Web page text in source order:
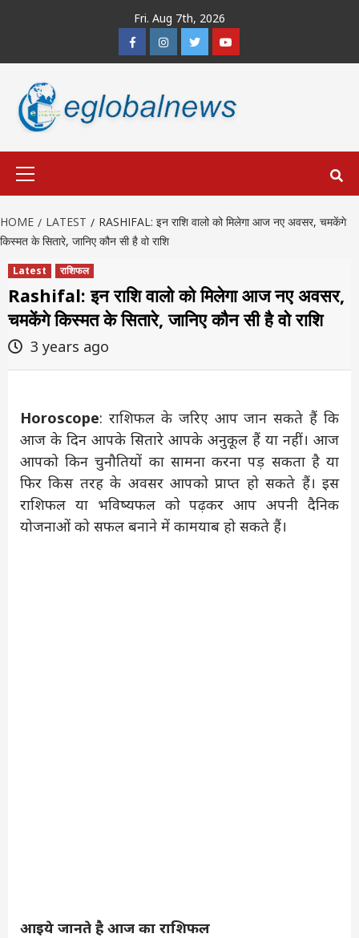
Fri. Aug 7th, 2026
FacebookInstagramTwitterYoutube
HOME LATEST
RASHIFAL: इन राशि वालो को मिलेगा आज नए अवसर, चमकेंगे
किस्मत के सितारे, जानिए कौन सी है वो राशि
Latest राशिफल
Rashifal: इन राशि वालो को मिलेगा आज नए अवसर,
चमकेंगे किस्मत के सितारे, जानिए कौन सी है वो राशि
3 years ago
Horoscope: राशिफल के जरिए आप जान सकते हैं कि
आज के दिन आपके सितारे आपके अनुकूल हैं या नहीं। आज
आपको किन चुनौतियों का सामना करना पड़ सकता है या
फिर किस तरह के अवसर आपको प्राप्त हो सकते हैं। इस
राशिफल या भविष्यफल को पढ़कर आप अपनी दैनिक
योजनाओं को सफल बनाने में कामयाब हो सकते हैं।
आइये जानते है आज का राशिफल